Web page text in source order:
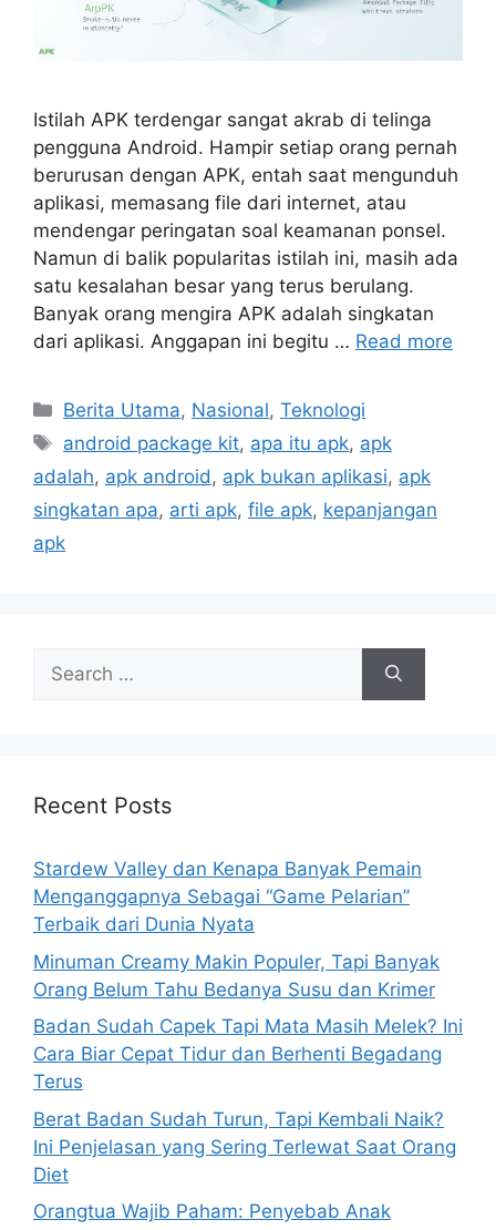
Istilah APK terdengar sangat akrab di telinga
pengguna Android. Hampir setiap orang pernah
berurusan dengan APK, entah saat mengunduh
aplikasi, memasang file dari internet, atau
mendengar peringatan soal keamanan ponsel.
Namun di balik popularitas istilah ini, masih ada
satu kesalahan besar yang terus berulang.
Banyak orang mengira APK adalah singkatan
dari aplikasi. Anggapan ini begitu … Read more
C
a
e
g
o
Berita Utama, Nasional,Teknologi
T
a
s
android package kit, apa itu apk, apk
adalah, apk android, apk bukan aplikasi, apk
singkatan apa, arti apk, file apk, kepanjangan
apk
h
r
:
Recent Posts
Stardew Valley dan Kenapa Banyak Pemain
Menganggapnya Sebagai “Game Pelarian”
Terbaik dari Dunia Nyata
Minuman Creamy Makin Populer, Tapi Banyak
Orang Belum Tahu Bedanya Susu dan Krimer
Badan Sudah Capek Tapi Mata Masih Melek? Ini
Cara Biar Cepat Tidur dan Berhenti Begadang
Terus
Berat Badan Sudah Turun, Tapi Kembali Naik?
Ini Penjelasan yang Sering Terlewat Saat Orang
Diet
Orangtua Wajib Paham: Penyebab Anak